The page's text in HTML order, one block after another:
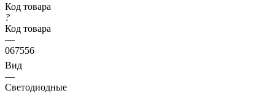
Код товара
?
Код товара
—
067556
Вид
—
Светодиодные